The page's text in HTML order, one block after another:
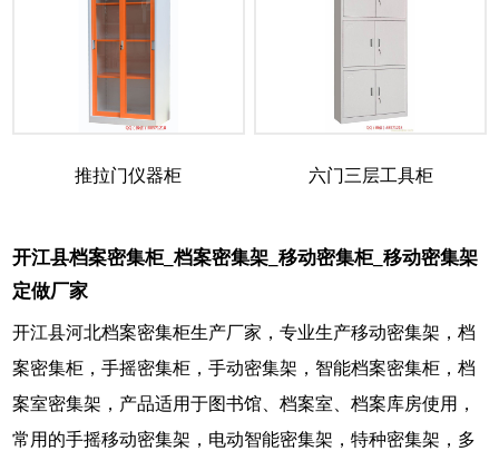
推拉门仪器柜 六门三层工具柜
开江县档案密集柜_档案密集架_移动密集柜_移动密集架
定做厂家
开江县河北档案密集柜生产厂家，专业生产移动密集架，档
案密集柜，手摇密集柜，手动密集架，智能档案密集柜，档
案室密集架，产品适用于图书馆、档案室、档案库房使用，
常用的手摇移动密集架，电动智能密集架，特种密集架，多